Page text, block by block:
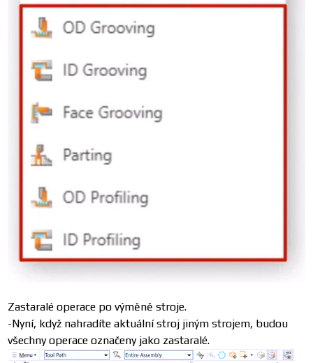
Zastaralé operace po výměně stroje.
-Nyní, když nahradíte aktuální stroj jiným strojem, budou
všechny operace označeny jako zastaralé.